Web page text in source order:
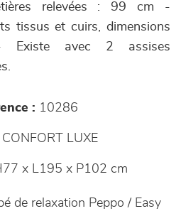
relevées : 99 cm -
tissus et cuirs, dimensions
Existe avec 2 assises
: 10286
CONFORT LUXE
x L195 x P102 cm
de relaxation Peppo / Easy